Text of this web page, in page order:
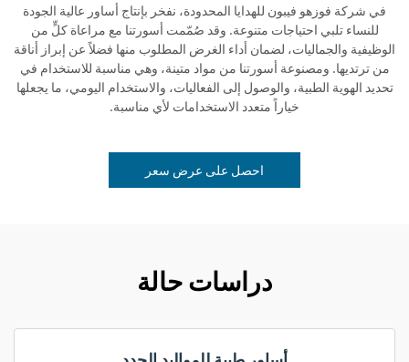
في شركة فوزهو فيبون للهدايا المحدودة، نفخر بإنتاج أساور عالية الجودة
للنساء تلبي احتياجات متنوعة. وقد صُمّمت أسورتنا مع مراعاة كلٍّ من
الوظيفية والجماليات، لضمان أداء الغرض المطلوب منها فضلاً عن إبراز أناقة
من ترتديها. ومصنوعة أسورتنا من مواد متينة، وهي مناسبة للاستخدام في
تحديد الهوية الطبية، والوصول إلى الفعاليات، والاستخدام اليومي، ما يجعلها
خياراً متعدد الاستخدامات لأي مناسبة.
احصل على عرض سعر
دراسات حالة